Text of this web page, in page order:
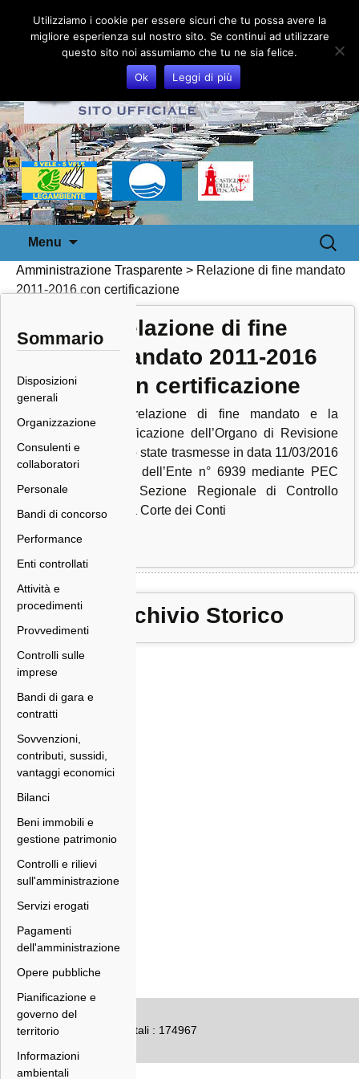
Menu
contenuto
Ricerca
per:
Amministrazione Trasparente > Relazione di fine mandato
2011-2016 con certificazione
Sommario
Disposizioni
generali
Organizzazione
Consulenti e
collaboratori
Personale
Bandi di concorso
Performance
Enti controllati
Attività e
procedimenti
Provvedimenti
Controlli sulle
imprese
Bandi di gara e
contratti
Sovvenzioni,
contributi, sussidi,
vantaggi economici
Bilanci
Beni immobili e
gestione patrimonio
Controlli e rilievi
sull'amministrazione
Servizi erogati
Pagamenti
dell'amministrazione
Opere pubbliche
Pianificazione e
governo del
territorio
Informazioni
ambientali
Relazione di fine
mandato 2011-2016
con certificazione
La relazione di fine mandato e la
certificazione dell’Organo di Revisione
sono state trasmesse in data 11/03/2016
Prot. dell’Ente n° 6939 mediante PEC
alla Sezione Regionale di Controllo
della Corte dei Conti
Archivio Storico
Numero accessi totali : 174967
Utilizziamo i cookie per essere sicuri che tu possa avere la
migliore esperienza sul nostro sito. Se continui ad utilizzare
questo sito noi assumiamo che tu ne sia felice.
Ok
Leggi di più